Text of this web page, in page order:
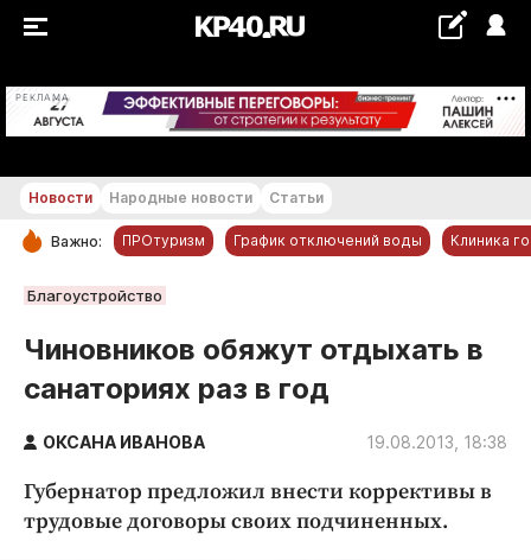
РЕКЛАМА +26...+27 °С
РУБРИКИ
Статьи
Народные новости
Благоустройство
Новости Народные новости Статьи
Важно: ПРОтуризм График отключений воды Клиника
Благоустройство
Чиновников обяжут отдыхать в
санаториях раз в год
ОКСАНА ИВАНОВА 19.08.2013, 18:38
Губернатор предложил внести коррективы в
трудовые договоры своих подчиненных.